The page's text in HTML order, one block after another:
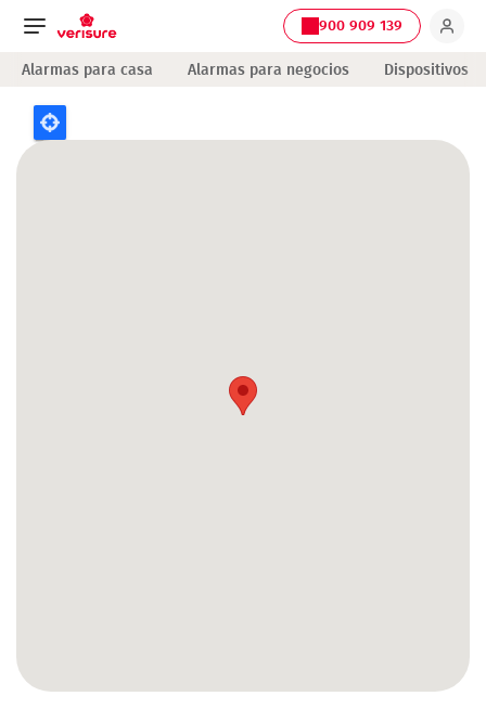
Navegación
Alarmas para casa Alarmas para negocios Dispositivos
900 909 139